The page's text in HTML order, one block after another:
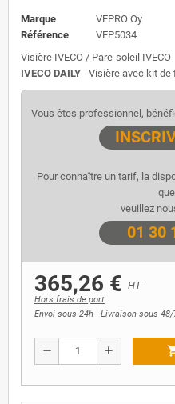
Marque
VEPRO Oy
Référence
VEP5034
Visière IVECO / Pare-soleil IVECO
IVECO DAILY - Visière avec kit
Vous êtes professionnel,
Pour connaître un tarif, la
veuillez
01 30
365,26 € HT
Hors frais de port
Envoi sous 24h - Livraison sous 48/
remove add